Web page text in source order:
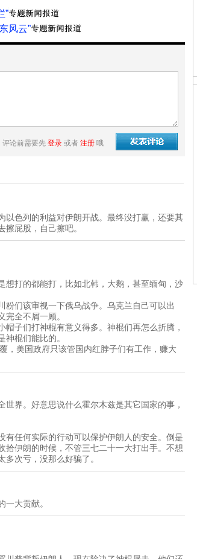
”
风云”
评论前需要先 登录 或者 注册 哦
以色列的利益对伊朗开战。最终没打赢，还要其
屁股，自己擦吧。
想打的都能打，比如北韩，大鹅，甚至缅甸，沙
们该审视一下俄乌战争。乌克兰自己可以出
全不屑一顾。
子们打神棍有意义得多。神棍们再怎么折腾，
神棍们能比的。
，美国政府只该管国内红脖子们有工作，赚大
界。好意思说什么霍尔木兹是其它国家的事，
有任何实际的行动可以保护伊朗人的安全。倒是
拾伊朗的时候，不管三七二十一大打出手。不想
次亏，没那么好骗了。
大贡献。